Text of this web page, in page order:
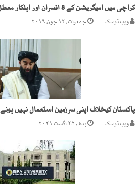
کراچی میں امیگریشن کے 8 افسران اور اہلکار معطل
ویب ڈیسک جمعرات, ۱۳ جون ۲۰۱۹
پاکستان کیخلاف اپنی سرزمین استعمال نہیں
ویب ڈیسک بدھ, ۲۵ اگست ۲۰۲۱